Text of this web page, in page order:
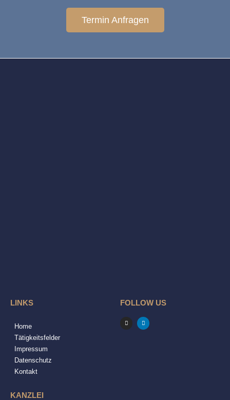
Termin Anfragen
LINKS
Home
Tätigkeitsfelder
Impressum
Datenschutz
Kontakt
FOLLOW US
n
s
L
i
n
KANZLEI